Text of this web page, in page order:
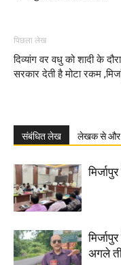
पिछला लेख
दिव्यांग वर वधु को शादी के
सरकार देती है मोटा रकम
संबंधित लेख लेखक से और
अगले